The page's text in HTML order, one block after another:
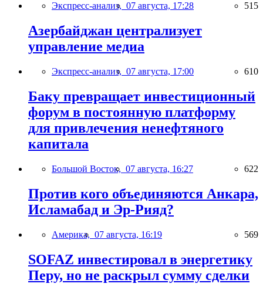
Экспресс-анализ, 07 августа, 17:28 515
Азербайджан централизует
управление медиа
Экспресс-анализ, 07 августа, 17:00 610
Баку превращает инвестиционный
форум в постоянную платформу
для привлечения ненефтяного
капитала
Большой Восток, 07 августа, 16:27 622
Против кого объединяются Анкара,
Исламабад и Эр-Рияд?
Америка, 07 августа, 16:19 569
SOFAZ инвестировал в энергетику
Перу, но не раскрыл сумму сделки